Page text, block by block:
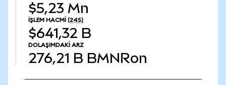
$5,23 Mn
İŞLEM HACMI (24S)
$641,32 B
DOLAŞIMDAKI ARZ
276,21 B BMNRon